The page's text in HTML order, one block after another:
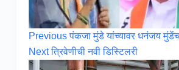
Previousपंकजा मुंडे यांच्यावर धनंजय
Nextत्रिवेणीची नवी डिस्टिलरी